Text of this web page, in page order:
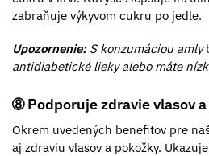
zabraňuje výkyvom cukru po jedle.
Upozornenie:S konzumáciou amly
antidiabetické lieky alebo máte
➇ Podporuje zdravie vlasov
Okrem uvedených benefitov pre
aj zdraviu vlasov a pokožky.